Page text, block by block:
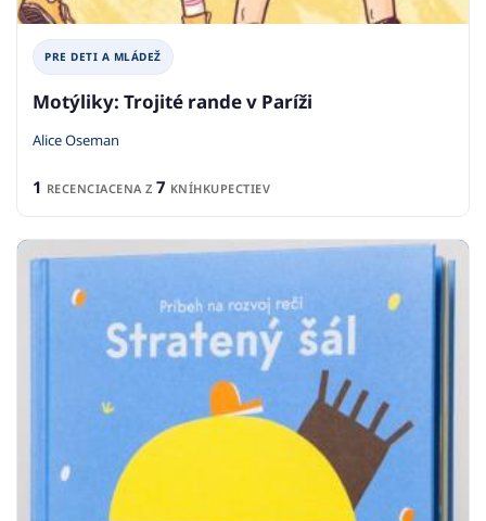
PRE DETI A MLÁDEŽ
Motýliky: Trojité rande v Paríži
Alice Oseman
1 RECENCIACENA Z 7 KNÍHKUPECTIEV